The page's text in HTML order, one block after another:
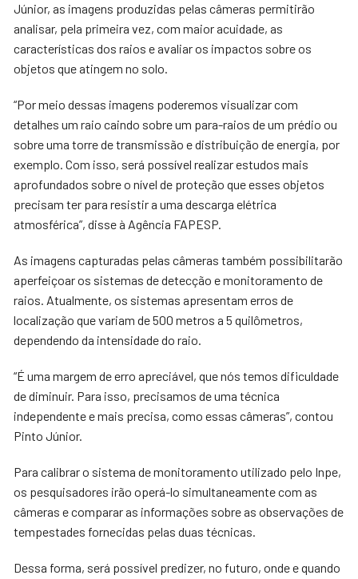
Júnior, as imagens produzidas pelas câmeras permitirão
analisar, pela primeira vez, com maior acuidade, as
características dos raios e avaliar os impactos sobre os
objetos que atingem no solo.
“Por meio dessas imagens poderemos visualizar com
detalhes um raio caindo sobre um para-raios de um prédio ou
sobre uma torre de transmissão e distribuição de energia, por
exemplo. Com isso, será possível realizar estudos mais
aprofundados sobre o nível de proteção que esses objetos
precisam ter para resistir a uma descarga elétrica
atmosférica”, disse à Agência FAPESP.
As imagens capturadas pelas câmeras também possibilitarão
aperfeiçoar os sistemas de detecção e monitoramento de
raios. Atualmente, os sistemas apresentam erros de
localização que variam de 500 metros a 5 quilômetros,
dependendo da intensidade do raio.
“É uma margem de erro apreciável, que nós temos dificuldade
de diminuir. Para isso, precisamos de uma técnica
independente e mais precisa, como essas câmeras”, contou
Pinto Júnior.
Para calibrar o sistema de monitoramento utilizado pelo Inpe,
os pesquisadores irão operá-lo simultaneamente com as
câmeras e comparar as informações sobre as observações de
tempestades fornecidas pelas duas técnicas.
Dessa forma, será possível predizer, no futuro, onde e quando